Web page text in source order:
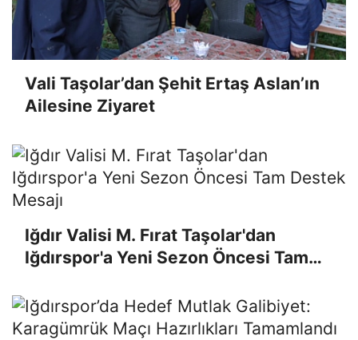
Vali Taşolar’dan Şehit Ertaş Aslan’ın
Ailesine Ziyaret
Iğdır Valisi M. Fırat Taşolar'dan
Iğdırspor'a Yeni Sezon Öncesi Tam